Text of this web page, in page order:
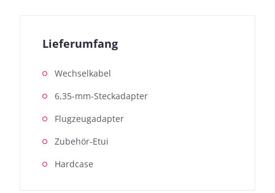
Lieferumfang
Wechselkabel
6,35-mm-Steckadapter
Flugzeugadapter
Zubehör-Etui
Hardcase